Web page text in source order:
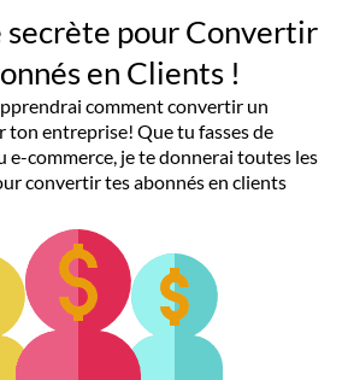
secrète pour Convertir
en Clients !
comment convertir un
ton entreprise! Que tu fasses de
commerce, je te donnerai toutes les
convertir tes abonnés en clients